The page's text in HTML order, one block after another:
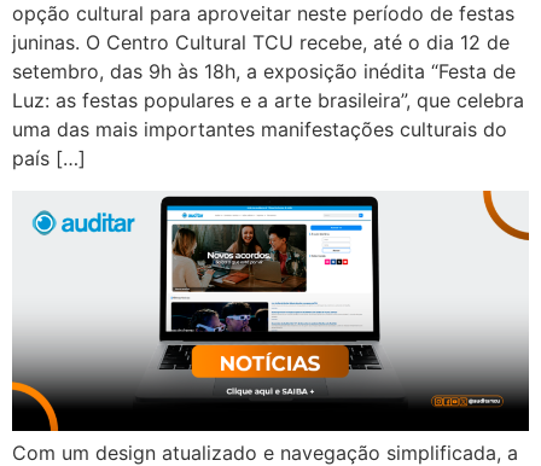
opção cultural para aproveitar neste período de festas
juninas. O Centro Cultural TCU recebe, até o dia 12 de
setembro, das 9h às 18h, a exposição inédita “Festa de
Luz: as festas populares e a arte brasileira”, que celebra
uma das mais importantes manifestações culturais do
país […]
Com um design atualizado e navegação simplificada, a